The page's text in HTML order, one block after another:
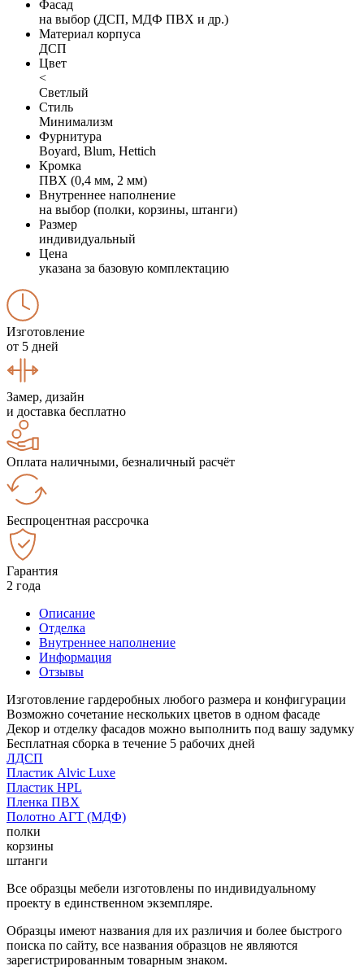
Фасад
на выбор (ДСП, МДФ ПВХ и др.)
Материал корпуса
ДСП
Цвет
<
Светлый
Стиль
Минимализм
Фурнитура
Boyard, Blum, Hettich
Кромка
ПВХ (0,4 мм, 2 мм)
Внутреннее наполнение
на выбор (полки, корзины, штанги)
Размер
индивидуальный
Цена
указана за базовую комплектацию
Изготовление
от 5 дней
Замер, дизайн
и доставка бесплатно
Оплата наличными, безналичный расчёт
Беспроцентная рассрочка
Гарантия
2 года
Описание
Отделка
Внутреннее наполнение
Информация
Отзывы
Изготовление гардеробных любого размера и конфигурации
Возможно сочетание нескольких цветов в одном фасаде
Декор и отделку фасадов можно выполнить под вашу задумку
Бесплатная сборка в течение 5 рабочих дней
ЛДСП
Пластик Alvic Luxe
Пластик HPL
Пленка ПВХ
Полотно АГТ (МДФ)
полки
корзины
штанги
Все образцы мебели изготовлены по индивидуальному
проекту в единственном экземпляре.
Образцы имеют названия для их различия и более быстрого
поиска по сайту, все названия образцов не являются
зарегистрированным товарным знаком.